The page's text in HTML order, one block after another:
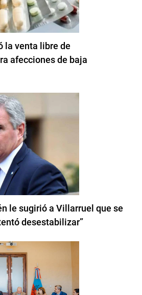
la venta libre de
afecciones de baja
le sugirió a Villarruel que se
desestabilizar”